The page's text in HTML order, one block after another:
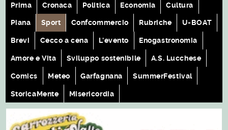
Prima Cronaca Politica Economia Cultura
Piana Sport Confcommercio Rubriche U-BOAT
Brevi Cecco a cena L'evento Enogastronomia
Amore e Vita Sviluppo sostenibile A.S. Lucchese
Comics Meteo Garfagnana SummerFestival
StoricaMente Misericordia